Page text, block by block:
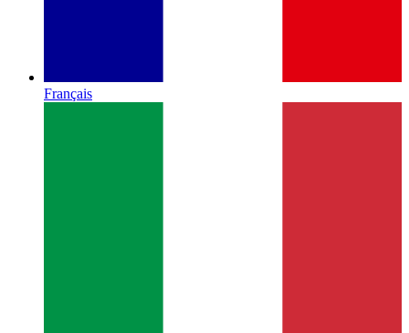
Français